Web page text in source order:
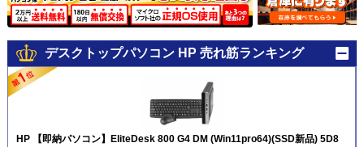
デスクトップパソコン HP 売れ筋ランキング
HP 【即納パソコン】EliteDesk 800 G4 DM (Win11pro64)(SSD新品) 5D8